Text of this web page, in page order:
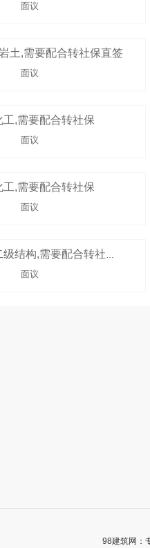
面议
土,需要配合转社保直签
面议
,需要配合转社保
面议
,需要配合转社保
面议
9.82万急需注册二级结构,需要配合转社保直签
面议
98建筑网：